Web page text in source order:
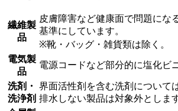
繊維製
品
皮膚障害など健康面で問題にな
基準にしています。
※靴・バッグ・雑貨類は除く。
電気製
品
電源コードなど部分的に塩化ビ
洗剤・
洗浄剤
界面活性剤を含む洗剤について
排水しない製品は対象外とします